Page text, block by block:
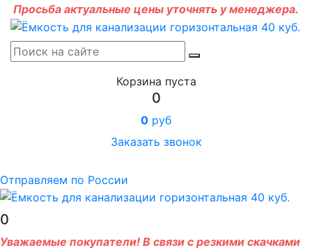
Просьба актуальные цены уточнять у менеджера.
Корзина пуста
0
0 руб
Заказать звонок
Отправляем по России
0
Уважаемые покупатели! В связи с резкими скачками